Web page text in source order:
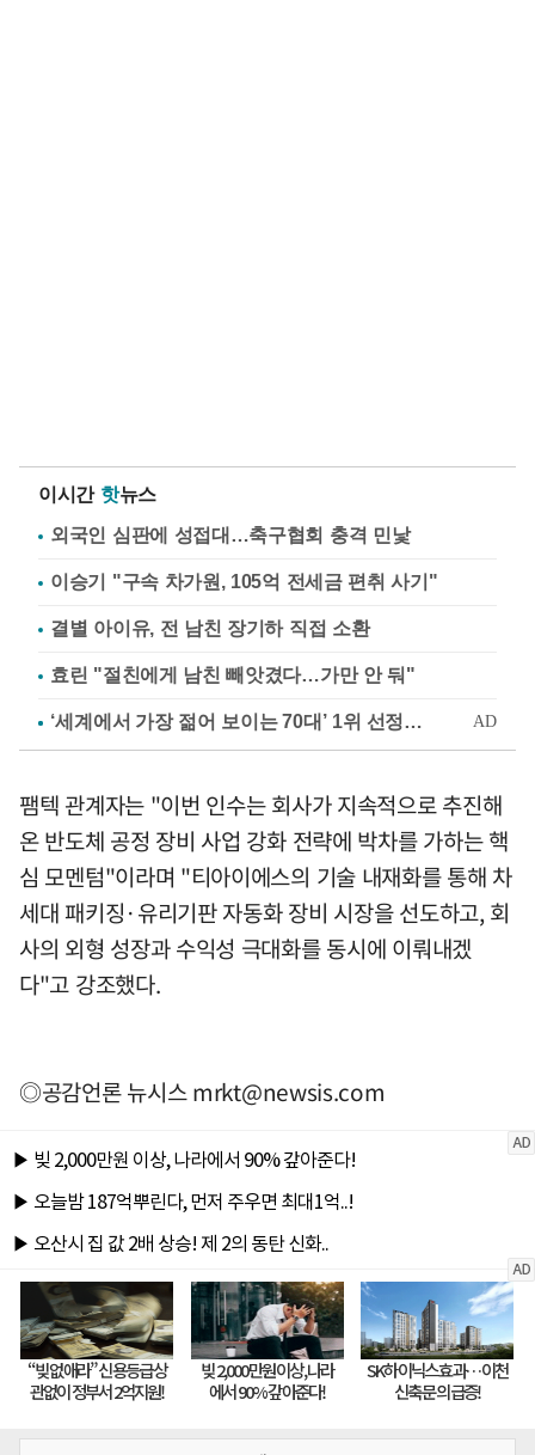
이시간 핫뉴스
외국인 심판에 성접대…축구협회 충격 민낯
이승기 "구속 차가원, 105억 전세금 편취 사기"
결별 아이유, 전 남친 장기하 직접 소환
효린 "절친에게 남친 빼앗겼다…가만 안 둬"
팸텍 관계자는 "이번 인수는 회사가 지속적으로 추진해
온 반도체 공정 장비 사업 강화 전략에 박차를 가하는 핵
심 모멘텀"이라며 "티아이에스의 기술 내재화를 통해 차
세대 패키징·유리기판 자동화 장비 시장을 선도하고, 회
사의 외형 성장과 수익성 극대화를 동시에 이뤄내겠
다"고 강조했다.
◎공감언론 뉴시스mrkt@newsis.com